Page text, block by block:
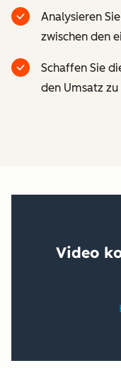
Analysieren
zwischen den
Schaffen Sie
den Umsatz